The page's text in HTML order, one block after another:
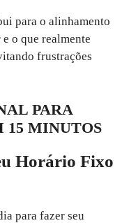
para o alinhamento
o que realmente
frustrações
PARA
15 MINUTOS
Horário Fixo
para fazer seu